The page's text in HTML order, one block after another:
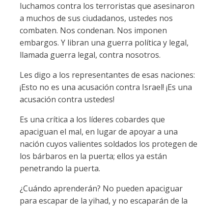
luchamos contra los terroristas que asesinaron
a muchos de sus ciudadanos, ustedes nos
combaten. Nos condenan. Nos imponen
embargos. Y libran una guerra política y legal,
llamada guerra legal, contra nosotros.
Les digo a los representantes de esas naciones:
¡Esto no es una acusación contra Israel! ¡Es una
acusación contra ustedes!
Es una crítica a los líderes cobardes que
apaciguan el mal, en lugar de apoyar a una
nación cuyos valientes soldados los protegen de
los bárbaros en la puerta; ellos ya están
penetrando la puerta.
¿Cuándo aprenderán? No pueden apaciguar
para escapar de la yihad, y no escaparán de la